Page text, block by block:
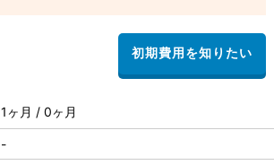
1ヶ月 / 0ヶ月
-